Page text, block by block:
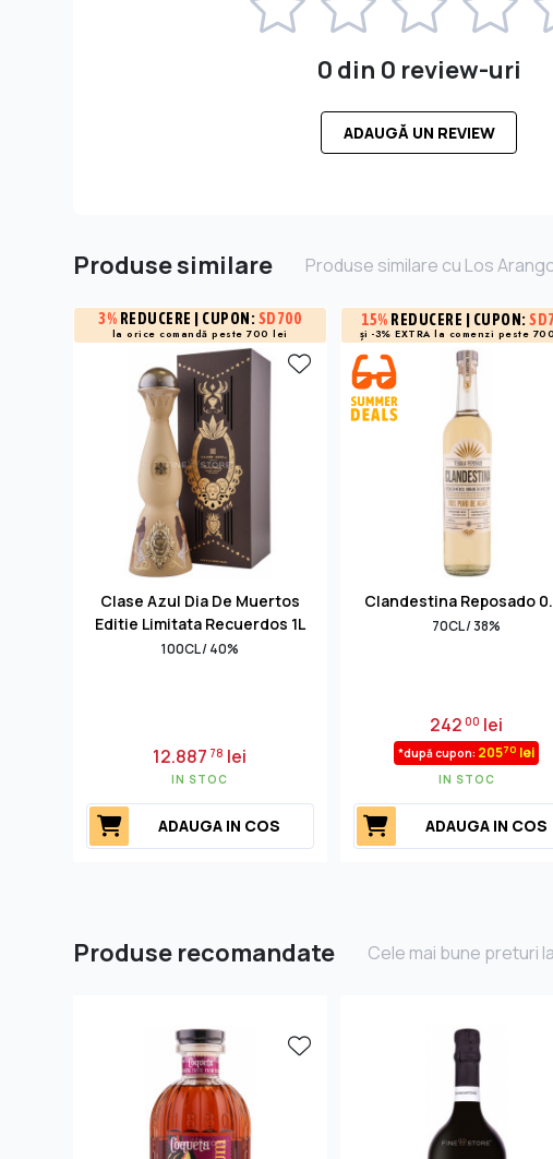
0 din 0 review-uri
ADAUGĂ UN REVIEW
Produse similare Produse similare cu Los
3% REDUCERE | CUPON: SD700
la orice comandă peste 700 lei
Clase Azul Dia De Muertos
Editie Limitata Recuerdos 1L
100CL / 40%
12.88778 lei
IN STOC
ADAUGA IN COS
15% REDUCERE | CUPON:
și -3% EXTRA la comenzi peste
Clandestina Reposado
70CL / 38%
24200 lei
*după cupon: 20570 lei
IN STOC
ADAUGA IN COS
Produse recomandate Cele mai bune preturi